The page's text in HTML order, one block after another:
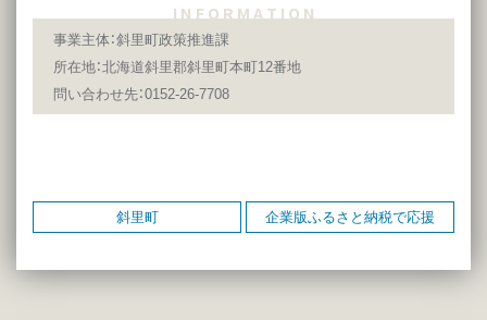
I N F O R M A T I O N
事業主体：斜里町政策推進課
所在地：北海道斜里郡斜里町本町12番地
問い合わせ先：0152-26-7708
斜里町 企業版ふるさと納税で応援